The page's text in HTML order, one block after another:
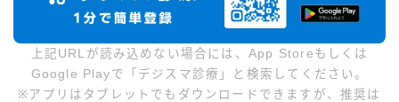
上記URLが読み込めない場合には、App Storeもしくは
Google Playで「デジスマ診療」と検索してください。
※アプリはタブレットでもダウンロードできますが、推奨は